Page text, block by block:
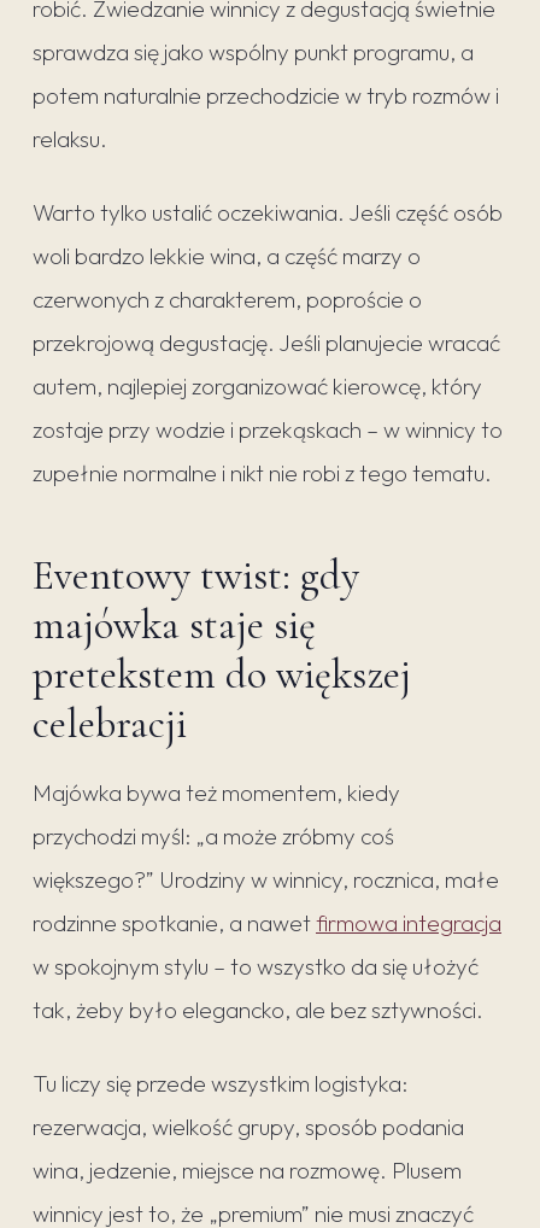
robić. Zwiedzanie winnicy z degustacją świetnie
sprawdza się jako wspólny punkt programu, a
potem naturalnie przechodzicie w tryb rozmów i
relaksu.
Warto tylko ustalić oczekiwania. Jeśli część osób
woli bardzo lekkie wina, a część marzy o
czerwonych z charakterem, poproście o
przekrojową degustację. Jeśli planujecie wracać
autem, najlepiej zorganizować kierowcę, który
zostaje przy wodzie i przekąskach – w winnicy to
zupełnie normalne i nikt nie robi z tego tematu.
Eventowy twist: gdy
majówka staje się
pretekstem do większej
celebracji
Majówka bywa też momentem, kiedy
przychodzi myśl: „a może zróbmy coś
większego?” Urodziny w winnicy, rocznica, małe
rodzinne spotkanie, a nawetfirmowa integracja
w spokojnym stylu – to wszystko da się ułożyć
tak, żeby było elegancko, ale bez sztywności.
Tu liczy się przede wszystkim logistyka:
rezerwacja, wielkość grupy, sposób podania
wina, jedzenie, miejsce na rozmowę. Plusem
winnicy jest to, że „premium” nie musi znaczyć